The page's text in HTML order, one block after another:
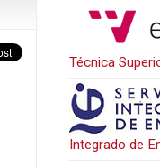
Técnica
Integrado de